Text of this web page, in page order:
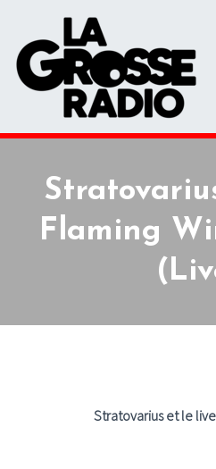
Flaming
Stratovarius et le